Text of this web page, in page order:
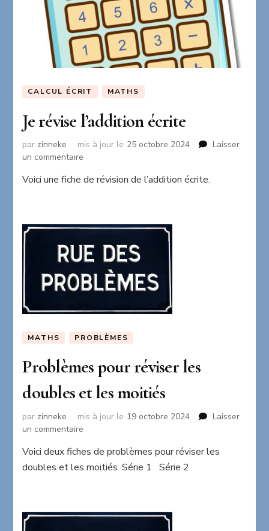
CALCUL ÉCRIT MATHS
Je révise l’addition écrite
par zinneke mis à jour le 25 octobre 2024
Laisser
un commentaire
révise
Voici une fiche de révision de l’addition écrite.
MATHS PROBLÈMES
Problèmes pour réviser les
doubles et les moitiés
par zinneke mis à jour le 19 octobre 2024
Laisser
un commentaire
pour
réviser
les
Voici deux fiches de problèmes pour réviser les
doubles et les moitiés. Série 1 Série 2